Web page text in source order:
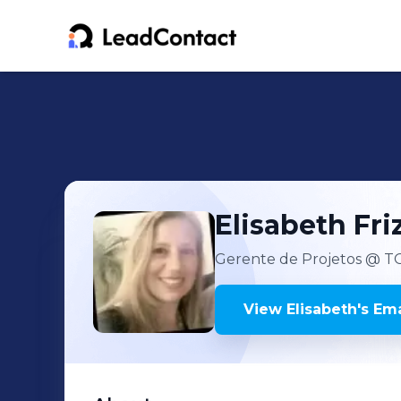
Elisabeth
Gerente de Projetos @
View Elisabeth's